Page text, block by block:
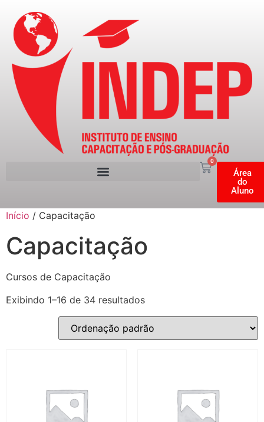
0
Área
do
Aluno
Início / Capacitação
Capacitação
Cursos de Capacitação
Exibindo 1–16 de 34 resultados